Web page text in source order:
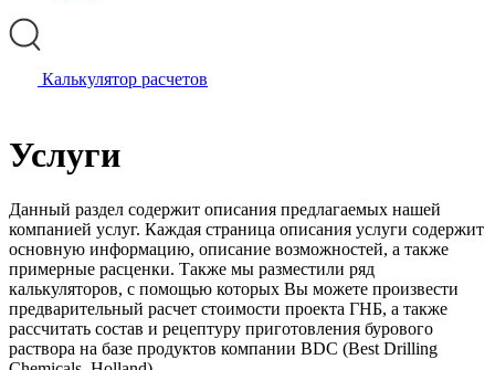
Калькулятор расчетов
Услуги
Данный раздел содержит описания предлагаемых нашей
компанией услуг. Каждая страница описания услуги содержит
основную информацию, описание возможностей, а также
примерные расценки. Также мы разместили ряд
калькуляторов, с помощью которых Вы можете произвести
предварительный расчет стоимости проекта ГНБ, а также
рассчитать состав и рецептуру приготовления бурового
раствора на базе продуктов компании BDC (Best Drilling